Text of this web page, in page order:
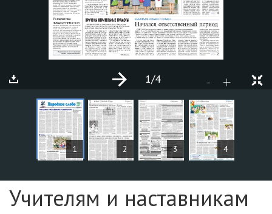
1 2 3 4
- +
1/4
СТАТЬИ
Страница №1
Учителям и наставникам